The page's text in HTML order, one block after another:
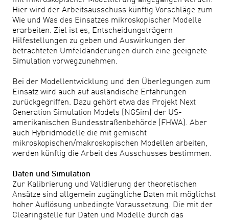
Hier wird der Arbeitsausschuss künftig Vorschläge zum
Wie und Was des Einsatzes mikroskopischer Modelle
erarbeiten. Ziel ist es, Entscheidungsträgern
Hilfestellungen zu geben und Auswirkungen der
betrachteten Umfeldänderungen durch eine geeignete
Simulation vorwegzunehmen.
Bei der Modellentwicklung und den Überlegungen zum
Einsatz wird auch auf ausländische Erfahrungen
zurückgegriffen. Dazu gehört etwa das Projekt Next
Generation Simulation Models (NGSim) der US-
amerikanischen Bundesstraßenbehörde (FHWA). Aber
auch Hybridmodelle die mit gemischt
mikroskopischen/makroskopischen Modellen arbeiten,
werden künftig die Arbeit des Ausschusses bestimmen.
Daten und Simulation
Zur Kalibrierung und Validierung der theoretischen
Ansätze sind allgemein zugängliche Daten mit möglichst
hoher Auflösung unbedingte Voraussetzung. Die mit der
Clearingstelle für Daten und Modelle durch das